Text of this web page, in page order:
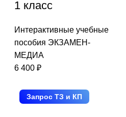
1 класс
Интерактивные учебные
пособия ЭКЗАМЕН-
МЕДИА
6 400 ₽
Запрос ТЗ и КП